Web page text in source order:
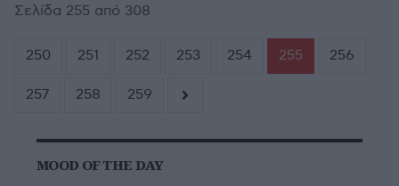
Σελίδα 255 από 308
250 251 252 253 254 255 256
257 258 259
MOOD OF THE DAY